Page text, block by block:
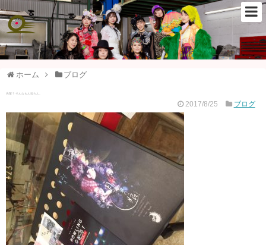
ホーム ブログ
先輩？ そんなもん知らん。
2017/8/25 ブログ